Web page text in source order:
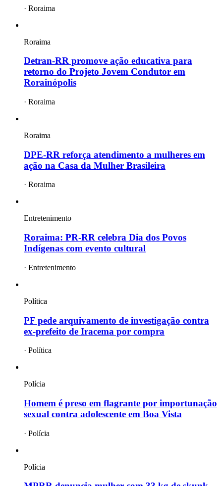
· Roraima
Roraima
Detran-RR promove ação educativa para
retorno do Projeto Jovem Condutor em
Rorainópolis
· Roraima
Roraima
DPE-RR reforça atendimento a mulheres em
ação na Casa da Mulher Brasileira
· Roraima
Entretenimento
Roraima: PR-RR celebra Dia dos Povos
Indígenas com evento cultural
· Entretenimento
Política
PF pede arquivamento de investigação contra
ex-prefeito de Iracema por compra
· Política
Polícia
Homem é preso em flagrante por importunação
sexual contra adolescente em Boa Vista
· Polícia
Polícia